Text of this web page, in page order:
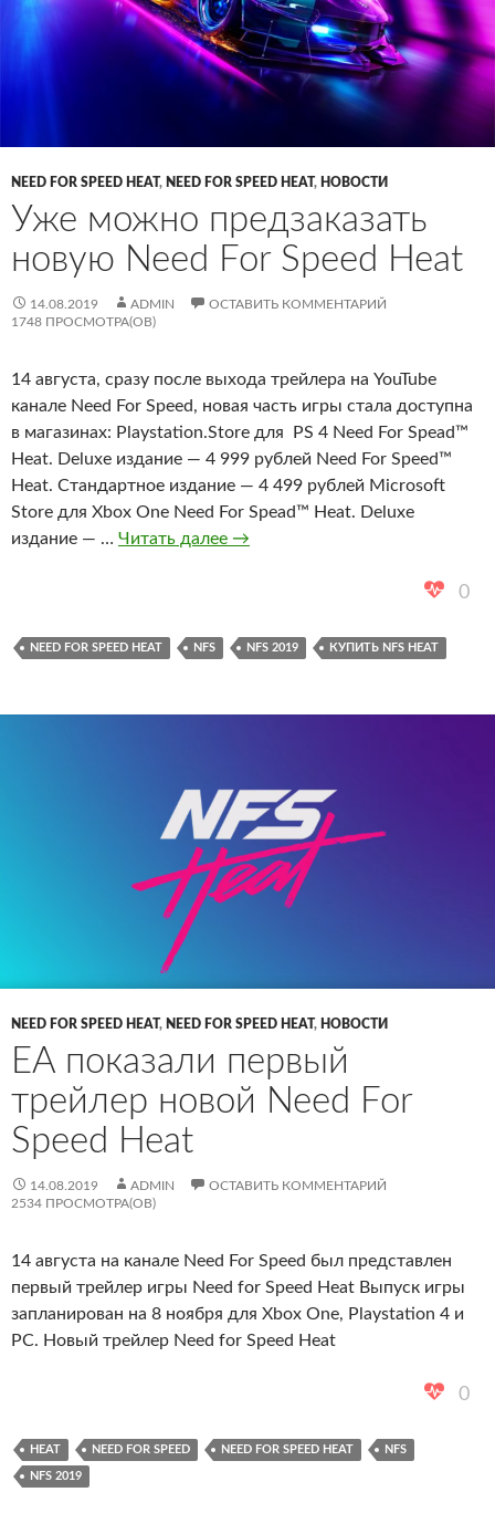
NEED FOR SPEED HEAT, NEED FOR SPEED HEAT, НОВОСТИ
Уже можно предзаказать
новую Need For Speed Heat
14.08.2019 ADMIN
ОСТАВИТЬ КОММЕНТАРИЙ
1748 ПРОСМОТРА(ОВ)
14 августа, сразу после выхода трейлера на YouTube
канале Need For Speed, новая часть игры стала доступна
в магазинах: Playstation.Store для PS 4 Need For Spead™
Heat. Deluxe издание — 4 999 рублей Need For Speed™
Heat. Стандартное издание — 4 499 рублей Microsoft
Store для Xbox One Need For Spead™ Heat. Deluxe
издание — … Читать далее Уже
Need
→
0
NEED FOR SPEED HEAT NFS NFS 2019 КУПИТЬ NFS HEAT
NEED FOR SPEED HEAT, NEED FOR SPEED HEAT, НОВОСТИ
EA показали первый
трейлер новой Need For
Speed Heat
14.08.2019 ADMIN
ОСТАВИТЬ КОММЕНТАРИЙ
2534 ПРОСМОТРА(ОВ)
14 августа на канале Need For Speed был представлен
первый трейлер игры Need for Speed Heat Выпуск игры
запланирован на 8 ноября для Xbox One, Playstation 4 и
PC. Новый трейлер Need for Speed Heat
0
HEAT NEED FOR SPEED NEED FOR SPEED HEAT NFS
NFS 2019